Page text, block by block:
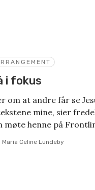
i fokus
om at andre får se
mine, sier
møte henne på
Maria Celine Lundeby